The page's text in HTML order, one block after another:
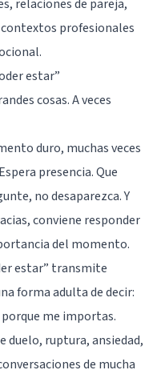
relaciones de pareja,
profesionales
estar”
cosas. A veces
duro, muchas veces
presencia. Que
no desaparezca. Y
conviene responder
del momento.
estar” transmite
forma adulta de decir:
me importas.
duelo, ruptura, ansiedad,
de mucha